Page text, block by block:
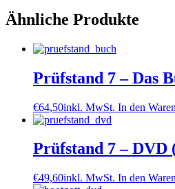
Ähnliche Produkte
Prüfstand 7 – Das
€64,50inkl. MwSt. In den
Prüfstand 7 – DVD
€49,60inkl. MwSt. In den